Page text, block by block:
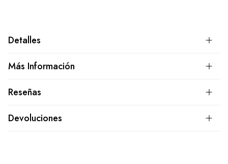
Detalles
Más Información
Reseñas
Devoluciones